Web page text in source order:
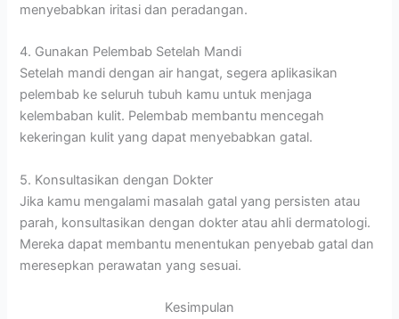
menyebabkan iritasi dan peradangan.
4. Gunakan Pelembab Setelah Mandi
Setelah mandi dengan air hangat, segera aplikasikan
pelembab ke seluruh tubuh kamu untuk menjaga
kelembaban kulit. Pelembab membantu mencegah
kekeringan kulit yang dapat menyebabkan gatal.
5. Konsultasikan dengan Dokter
Jika kamu mengalami masalah gatal yang persisten atau
parah, konsultasikan dengan dokter atau ahli dermatologi.
Mereka dapat membantu menentukan penyebab gatal dan
meresepkan perawatan yang sesuai.
Kesimpulan